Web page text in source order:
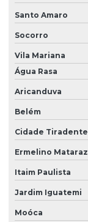
Reparo De Bomba
Reparo De Bomba
Reparo De Bomba
Reparo De Bomba
Reparo De Injetor
Reparo De
Reparo E Limpeza
Retífica Completa
Retífica De Bicos
Santo Amaro
Socorro
Vila Mariana
Água Rasa
Aricanduva
Belém
Cidade
Ermelino
Itaim Paulista
Jardim Iguatemi
Moóca